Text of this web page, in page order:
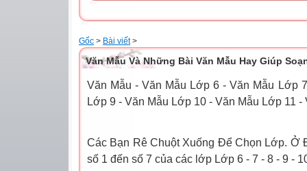
Gốc > Bài viết>
Văn Mẫu Và Những Bài Văn Mẫu Hay Giúp
Văn Mẫu - Văn Mẫu Lớp 6 - Văn Mẫu Lớp
Lớp 9 - Văn Mẫu Lớp 10 - Văn Mẫu Lớp 11 -
Các Bạn Rê Chuột Xuống Để Chọn Lớp. Ở
số 1 đến số 7 của các lớp Lớp 6 - 7 - 8 - 9 -